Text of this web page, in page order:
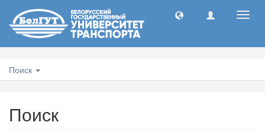
Поиск
Поиск